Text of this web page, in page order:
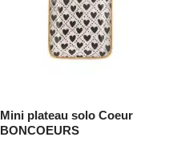
Mini plateau solo Coeur
BONCOEURS